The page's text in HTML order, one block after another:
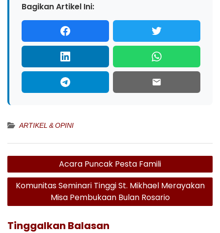
Bagikan Artikel Ini:
ARTIKEL & OPINI
Navigasi
pos
Acara Puncak Pesta Famili
Komunitas Seminari Tinggi St. Mikhael Merayakan
Misa Pembukaan Bulan Rosario
Tinggalkan Balasan